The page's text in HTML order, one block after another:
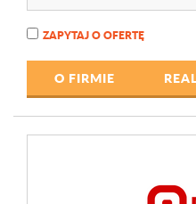
ZAPYTAJ O OFERTĘ
O FIRMIE